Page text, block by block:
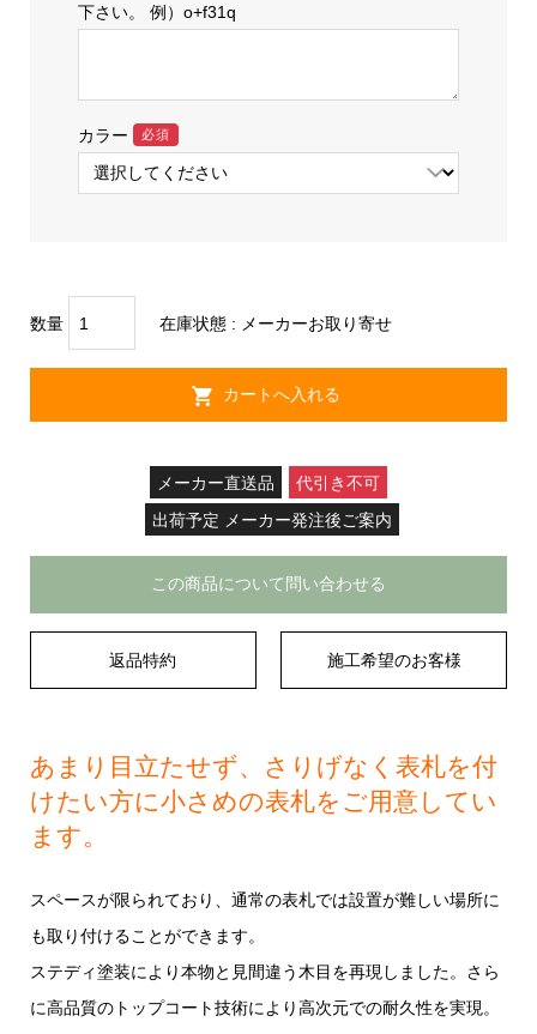
下さい。 例）o+f31q
カラー 必須
数量 在庫状態 : メーカーお取り寄せ
メーカー直送品
代引き不可
出荷予定 メーカー発注後ご案内
この商品について問い合わせる
返品特約 施工希望のお客様
あまり目立たせず、さりげなく表札を付
けたい方に小さめの表札をご用意してい
ます。
スペースが限られており、通常の表札では設置が難しい場所に
も取り付けることができます。
ステディ塗装により本物と見間違う木目を再現しました。さら
に高品質のトップコート技術により高次元での耐久性を実現。